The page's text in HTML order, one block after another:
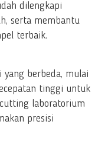
dilengkapi
serta membantu
terbaik.
berbeda, mulai
tinggi untuk
laboratorium
presisi